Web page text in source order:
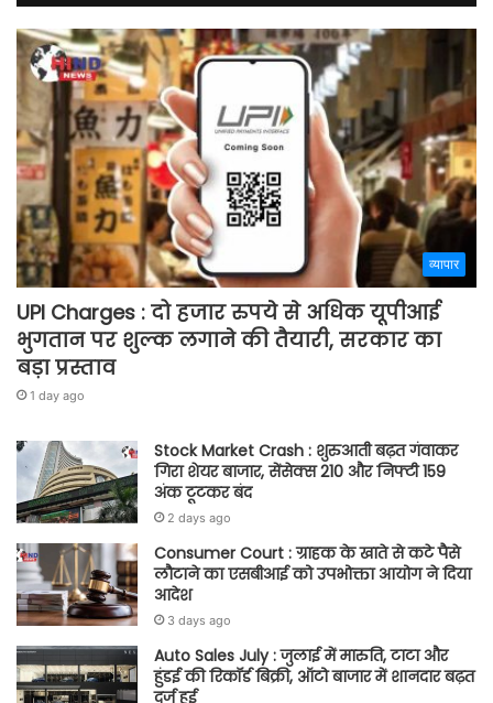
व्यापार
UPI Charges : दो हजार रुपये से अधिक यूपीआई
भुगतान पर शुल्क लगाने की तैयारी, सरकार का
बड़ा प्रस्ताव
1 day ago
Stock Market Crash : शुरुआती बढ़त गंवाकर
गिरा शेयर बाजार, सेंसेक्स 210 और निफ्टी 159
अंक टूटकर बंद
2 days ago
Consumer Court : ग्राहक के खाते से कटे पैसे
लौटाने का एसबीआई को उपभोक्ता आयोग ने दिया
आदेश
3 days ago
Auto Sales July : जुलाई में मारुति, टाटा और
हुंडई की रिकॉर्ड बिक्री, ऑटो बाजार में शानदार बढ़त
दर्ज हुई